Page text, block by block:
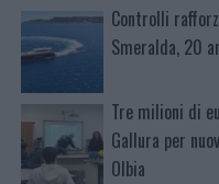
Controlli
Smeralda, 20
Tre milioni di
Gallura per
Olbia